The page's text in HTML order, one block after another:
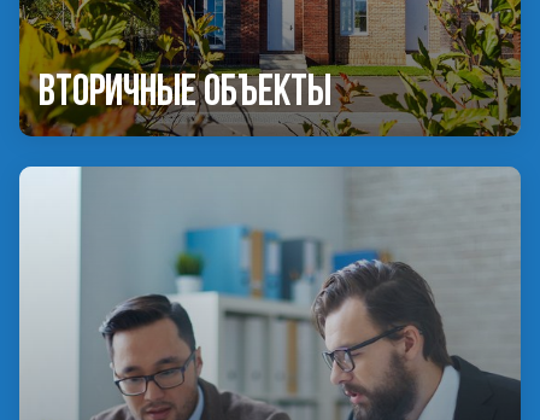
Вторичные объекты